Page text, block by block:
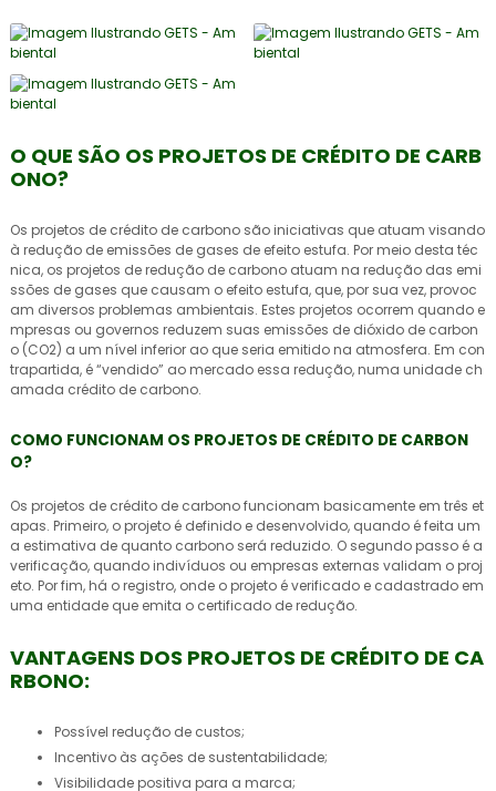
O QUE SÃO OS PROJETOS DE CRÉDITO DE CARB
ONO?
Os projetos de crédito de carbono são iniciativas que atuam visando
à redução de emissões de gases de efeito estufa. Por meio desta téc
nica, os projetos de redução de carbono atuam na redução das emi
ssões de gases que causam o efeito estufa, que, por sua vez, provoc
am diversos problemas ambientais. Estes projetos ocorrem quando e
mpresas ou governos reduzem suas emissões de dióxido de carbon
o (CO2) a um nível inferior ao que seria emitido na atmosfera. Em con
trapartida, é “vendido” ao mercado essa redução, numa unidade ch
amada crédito de carbono.
COMO FUNCIONAM OS PROJETOS DE CRÉDITO DE CARBON
O?
Os projetos de crédito de carbonofuncionam basicamente em três et
apas. Primeiro, o projeto é definido e desenvolvido, quando é feita um
a estimativa de quanto carbono será reduzido. O segundo passo é a
verificação, quando indivíduos ou empresas externas validam o proj
eto. Por fim, há o registro, onde o projeto é verificado e cadastrado em
uma entidade que emita o certificado de redução.
VANTAGENS DOS PROJETOS DE CRÉDITO DE CA
RBONO:
Possível redução de custos;
Incentivo às ações de sustentabilidade;
Visibilidade positiva para a marca;